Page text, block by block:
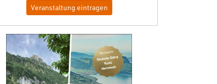
Veranstaltung eintragen